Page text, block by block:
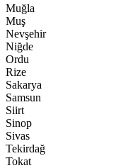
Muğla
Muş
Nevşehir
Niğde
Ordu
Rize
Sakarya
Samsun
Siirt
Sinop
Sivas
Tekirdağ
Tokat